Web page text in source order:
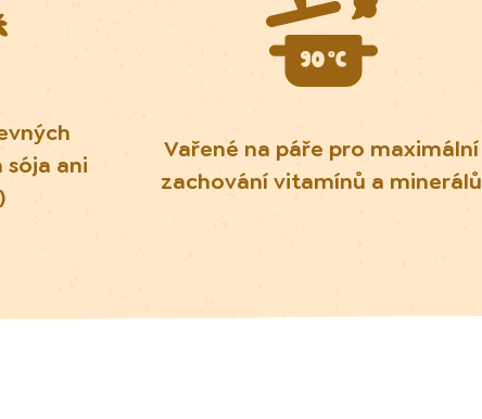
sója ani
Vařené na páře pro maximální
zachování vitamínů a minerálů